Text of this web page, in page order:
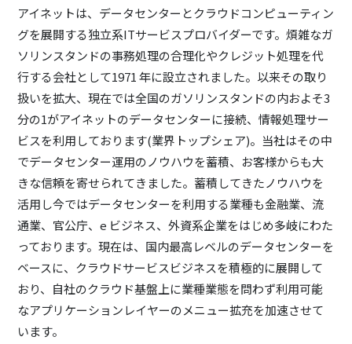
アイネットは、データセンターとクラウドコンピューティン
グを展開する独立系ITサービスプロバイダーです。煩雑なガ
ソリンスタンドの事務処理の合理化やクレジット処理を代
行する会社として1971 年に設立されました。以来その取り
扱いを拡大、現在では全国のガソリンスタンドの内およそ3
分の1がアイネットのデータセンターに接続、情報処理サー
ビスを利用しております(業界トップシェア)。当社はその中
でデータセンター運用のノウハウを蓄積、お客様からも大
きな信頼を寄せられてきました。蓄積してきたノウハウを
活用し今ではデータセンターを利用する業種も金融業、流
通業、官公庁、e ビジネス、外資系企業をはじめ多岐にわた
っております。現在は、国内最高レベルのデータセンターを
ベースに、クラウドサービスビジネスを積極的に展開して
おり、自社のクラウド基盤上に業種業態を問わず利用可能
なアプリケーションレイヤーのメニュー拡充を加速させて
います。